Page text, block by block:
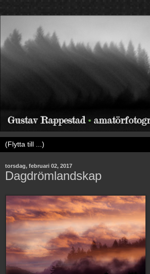
torsdag, februari 02, 2017
Dagdrömlandskap